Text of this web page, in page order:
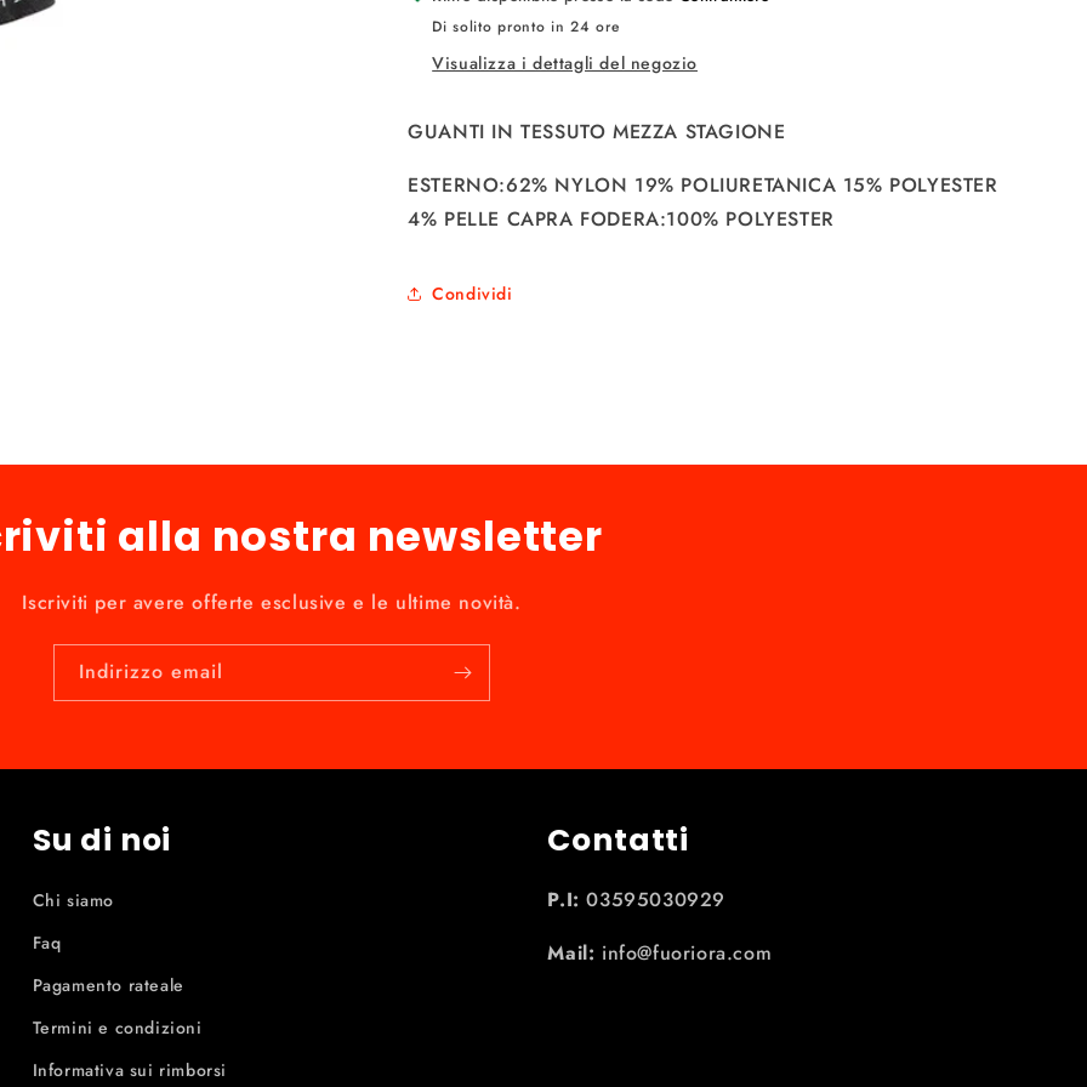
Di solito pronto in 24 ore
Visualizza i dettagli del negozio
GUANTI IN TESSUTO MEZZA STAGIONE
ESTERNO:62% NYLON 19% POLIURETANICA 15% POLYESTER
4% PELLE CAPRA FODERA:100% POLYESTER
Condividi
alla nostra newsletter
Iscriviti per avere offerte esclusive e le ultime novità.
Indirizzo email
Su di noi
Chi siamo
Faq
Pagamento rateale
Termini e condizioni
Informativa sui rimborsi
Contatti
P.I: 03595030929
Mail: info@fuoriora.com